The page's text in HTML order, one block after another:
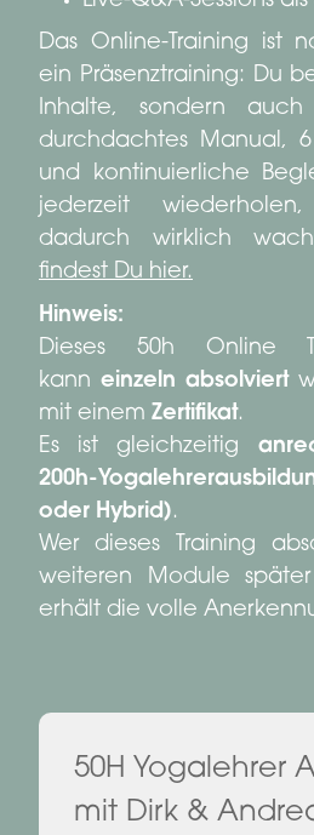
Das Online-Training ist
ein Präsenztraining: Du
Inhalte, sondern
durchdachtes Manual,
und kontinuierliche
jederzeit
dadurch wirklich
findest Du hier.
Hinweis:
Dieses 50h Online
kann einzeln absolviert
mit einem Zertifikat.
Es ist gleichzeitig
200h-
oder Hybrid).
Wer dieses Training
weiteren Module
erhält die volle
50H Yogalehrer
mit Dirk &